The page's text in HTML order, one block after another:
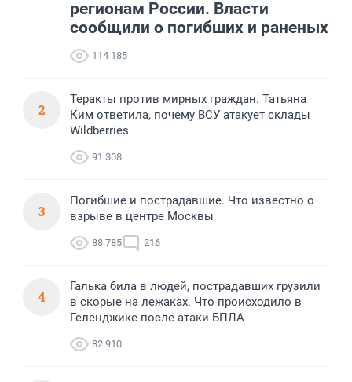
регионам России. Власти
сообщили о погибших и раненых
114 185
2
Теракты против мирных граждан. Татьяна
Ким ответила, почему ВСУ атакует склады
Wildberries
91 308
3
Погибшие и пострадавшие. Что известно о
взрыве в центре Москвы
88 785 216
4
Галька била в людей, пострадавших грузили
в скорые на лежаках. Что происходило в
Геленджике после атаки БПЛА
82 910